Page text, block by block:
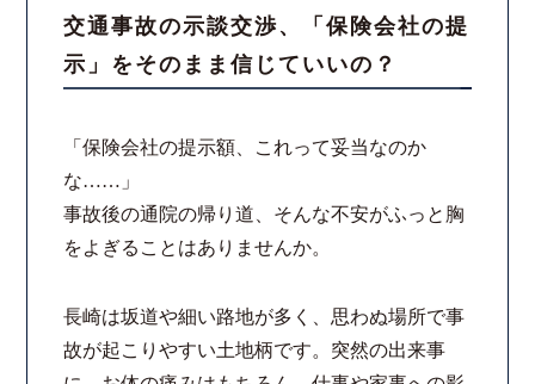
スタッフ紹介
ご相談の流れ
弁護士費用
解決事例
採用情報
交通事故の示談交渉、「保険会社の提
示」をそのまま信じていいの？
「保険会社の提示額、これって妥当なのか
な……」
事故後の通院の帰り道、そんな不安がふっと胸
をよぎることはありませんか。
長崎は坂道や細い路地が多く、思わぬ場所で事
故が起こりやすい土地柄です。突然の出来事